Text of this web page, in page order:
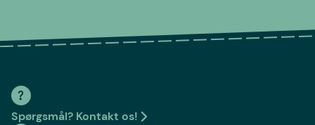
Spørgsmål? Kontakt os!